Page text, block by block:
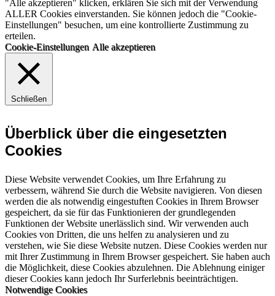
"Alle akzeptieren" klicken, erklären Sie sich mit der Verwendung
ALLER Cookies einverstanden. Sie können jedoch die "Cookie-
Einstellungen" besuchen, um eine kontrollierte Zustimmung zu
erteilen.
Cookie-Einstellungen Alle akzeptieren
Schließen
Überblick über die eingesetzten
Cookies
Diese Website verwendet Cookies, um Ihre Erfahrung zu
verbessern, während Sie durch die Website navigieren. Von diesen
werden die als notwendig eingestuften Cookies in Ihrem Browser
gespeichert, da sie für das Funktionieren der grundlegenden
Funktionen der Website unerlässlich sind. Wir verwenden auch
Cookies von Dritten, die uns helfen zu analysieren und zu
verstehen, wie Sie diese Website nutzen. Diese Cookies werden nur
mit Ihrer Zustimmung in Ihrem Browser gespeichert. Sie haben auch
die Möglichkeit, diese Cookies abzulehnen. Die Ablehnung einiger
dieser Cookies kann jedoch Ihr Surferlebnis beeinträchtigen.
Notwendige Cookies